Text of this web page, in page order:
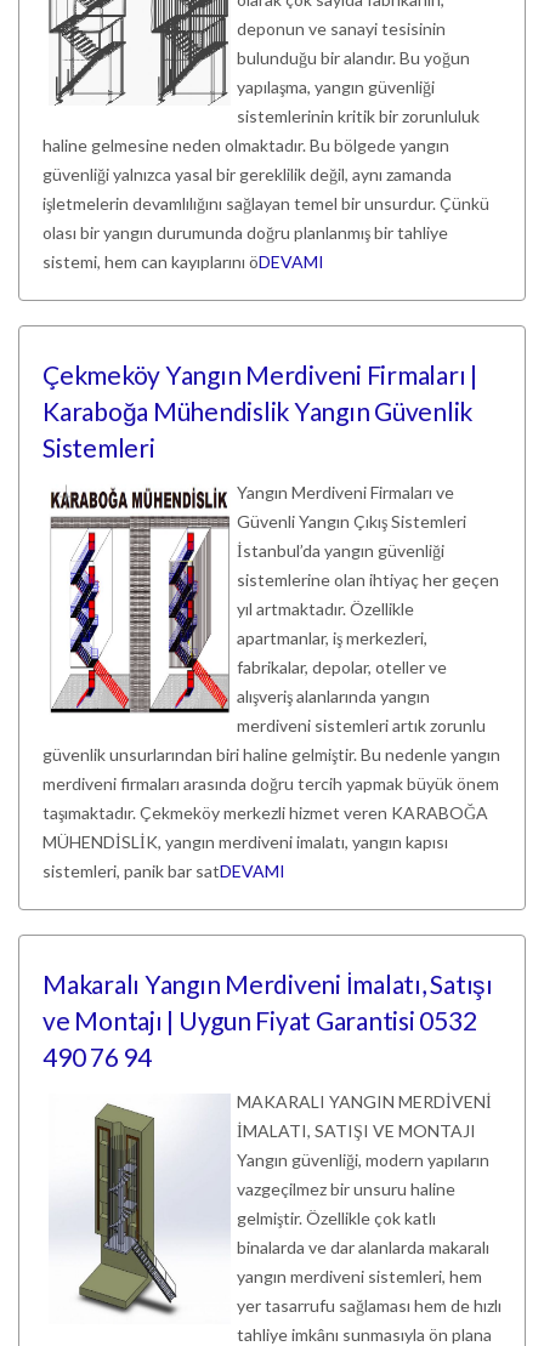
deponun ve sanayi tesisinin
bulunduğu bir alandır. Bu yoğun
yapılaşma, yangın güvenliği
sistemlerinin kritik bir zorunluluk
haline gelmesine neden olmaktadır. Bu bölgede yangın
güvenliği yalnızca yasal bir gereklilik değil, aynı zamanda
işletmelerin devamlılığını sağlayan temel bir unsurdur. Çünkü
olası bir yangın durumunda doğru planlanmış bir tahliye
sistemi, hem can kayıplarını öDEVAMI
Çekmeköy Yangın Merdiveni Firmaları |
Karaboğa Mühendislik Yangın Güvenlik
Sistemleri
Yangın Merdiveni Firmaları ve
Güvenli Yangın Çıkış Sistemleri
İstanbul’da yangın güvenliği
sistemlerine olan ihtiyaç her geçen
yıl artmaktadır. Özellikle
apartmanlar, iş merkezleri,
fabrikalar, depolar, oteller ve
alışveriş alanlarında yangın
merdiveni sistemleri artık zorunlu
güvenlik unsurlarından biri haline gelmiştir. Bu nedenle yangın
merdiveni firmaları arasında doğru tercih yapmak büyük önem
taşımaktadır. Çekmeköy merkezli hizmet veren KARABOĞA
MÜHENDİSLİK, yangın merdiveni imalatı, yangın kapısı
sistemleri, panik bar satDEVAMI
Makaralı Yangın Merdiveni İmalatı, Satışı
ve Montajı | Uygun Fiyat Garantisi 0532
490 76 94
MAKARALI YANGIN MERDİVENİ
İMALATI, SATIŞI VE MONTAJI
Yangın güvenliği, modern yapıların
vazgeçilmez bir unsuru haline
gelmiştir. Özellikle çok katlı
binalarda ve dar alanlarda makaralı
yangın merdiveni sistemleri, hem
yer tasarrufu sağlaması hem de hızlı
tahliye imkânı sunmasıyla ön plana